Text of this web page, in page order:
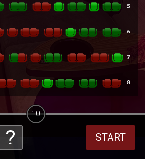
START
10